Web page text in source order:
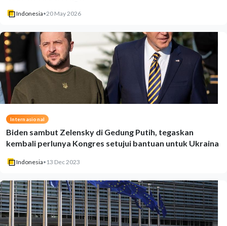
Indonesia•20 May 2026
Internasional
Biden sambut Zelensky di Gedung Putih, tegaskan
kembali perlunya Kongres setujui bantuan untuk Ukraina
Indonesia• 13 Dec 2023